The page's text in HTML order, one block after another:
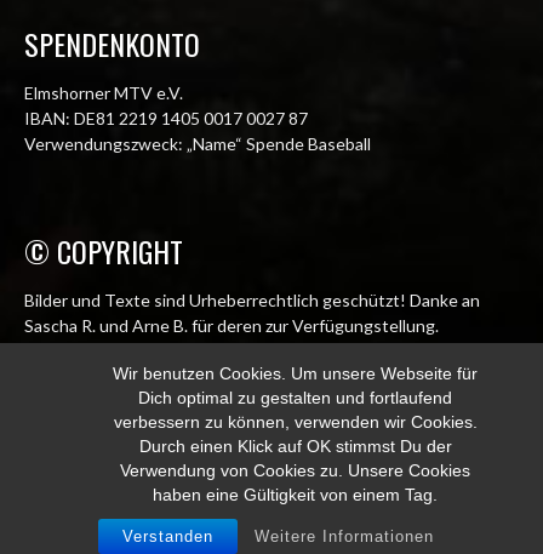
Wir benutzen Cookies. Um unsere Webseite für
Dich optimal zu gestalten und fortlaufend
verbessern zu können, verwenden wir Cookies.
Durch einen Klick auf OK stimmst Du der
Verwendung von Cookies zu. Unsere Cookies
haben eine Gültigkeit von einem Tag.
Verstanden Weitere Informationen
SPENDENKONTO
Elmshorner MTV e.V.
IBAN: DE81 2219 1405 0017 0027 87
Verwendungszweck: „Name“ Spende Baseball
© COPYRIGHT
Bilder und Texte sind Urheberrechtlich geschützt! Danke an
Sascha R. und Arne B. für deren zur Verfügungstellung.
© Elmshorn Alligators 1998 – 2026
info@alligators.de
© 2026 ELMSHORN ALLIGATORS